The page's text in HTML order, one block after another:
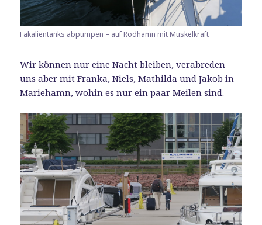
Fäkalientanks abpumpen – auf Rödhamn mit Muskelkraft
Wir können nur eine Nacht bleiben, verabreden
uns aber mit Franka, Niels, Mathilda und Jakob in
Mariehamn, wohin es nur ein paar Meilen sind.